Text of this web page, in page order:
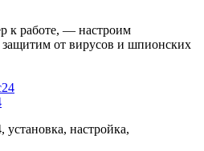
к работе, — настроим
защитим от вирусов и шпионских
настройка,